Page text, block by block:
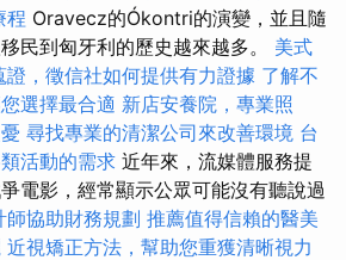
程 Oravecz的Ókontri的演變，並且隨
民到匈牙利的歷史越來越多。 美式
證，徵信社如何提供有力證據 了解不
選擇最合適 新店安養院，專業照
尋找專業的清潔公司來改善環境 台
活動的需求 近年來，流媒體服務提
電影，經常顯示公眾可能沒有聽說過
師協助財務規劃 推薦值得信賴的醫美
近視矯正方法，幫助您重獲清晰視力